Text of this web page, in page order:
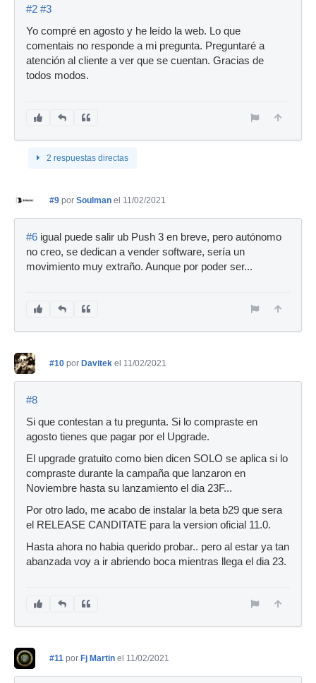
#2 #3
Yo compré en agosto y he leído la web. Lo que
comentais no responde a mi pregunta. Preguntaré a
atención al cliente a ver que se cuentan. Gracias de
todos modos.
2 respuestas directas
#9 por Soulman el 11/02/2021
#6 igual puede salir ub Push 3 en breve, pero autónomo
no creo, se dedican a vender software, sería un
movimiento muy extraño. Aunque por poder ser...
#10 por Davitek el 11/02/2021
#8
Si que contestan a tu pregunta. Si lo compraste en
agosto tienes que pagar por el Upgrade.
El upgrade gratuito como bien dicen SOLO se aplica si lo
compraste durante la campaña que lanzaron en
Noviembre hasta su lanzamiento el dia 23F...
Por otro lado, me acabo de instalar la beta b29 que sera
el RELEASE CANDITATE para la version oficial 11.0.
Hasta ahora no habia querido probar.. pero al estar ya tan
abanzada voy a ir abriendo boca mientras llega el dia 23.
#11 por Fj Martin el 11/02/2021